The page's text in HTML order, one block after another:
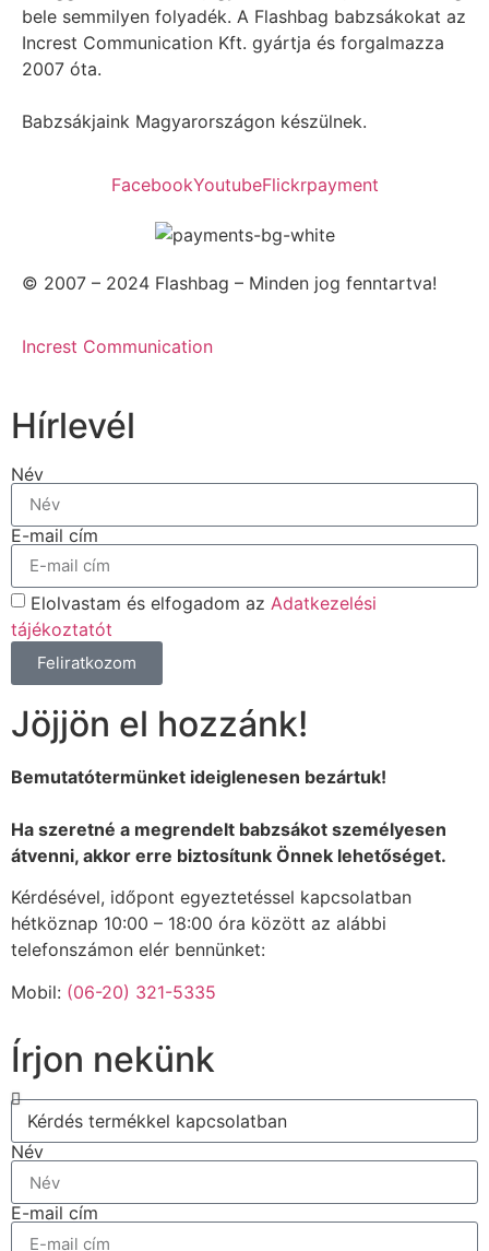
bele semmilyen folyadék. A Flashbag babzsákokat az
Increst Communication Kft. gyártja és forgalmazza
2007 óta.
Babzsákjaink Magyarországon készülnek.
FacebookYoutubeFlickrpayment
© 2007 – 2024 Flashbag – Minden jog fenntartva!
Increst Communication
Hírlevél
Név
E-mail cím
Elolvastam és elfogadom az Adatkezelési
tájékoztatót
Feliratkozom
Jöjjön el hozzánk!
Bemutatótermünket ideiglenesen bezártuk!
Ha szeretné a megrendelt babzsákot személyesen
átvenni, akkor erre biztosítunk Önnek lehetőséget.
Kérdésével, időpont egyeztetéssel kapcsolatban
hétköznap 10:00 – 18:00 óra között az alábbi
telefonszámon elér bennünket:
Mobil: (06-20) 321-5335
Írjon nekünk
Név
E-mail cím